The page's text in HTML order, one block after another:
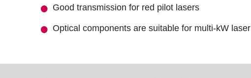
Good transmission for red pilot lasers
Optical components are suitable for multi-kW